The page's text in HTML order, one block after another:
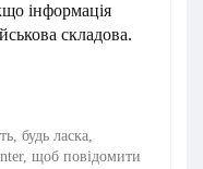
інформація
складова.
будь ласка,
щоб повідомити